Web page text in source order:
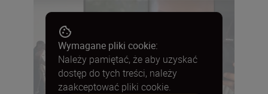
Wymagane pliki cookie:
Należy pamiętać, że aby uzyskać
dostęp do tych treści, należy
zaakceptować pliki cookie.